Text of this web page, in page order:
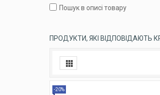
Пошук в описі товару
ПРОДУКТИ, ЯКІ ВІДПОВІДАЮТЬ
-20%